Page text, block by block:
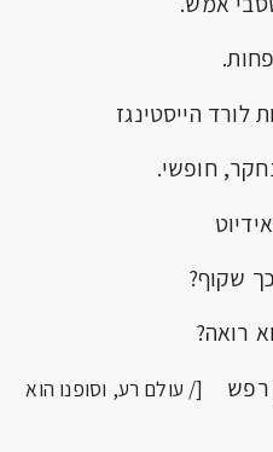
הייסטינגז
חופשי.
שקוף?
רואה?
רפש
[/ עולם רע, וסופנו הוא